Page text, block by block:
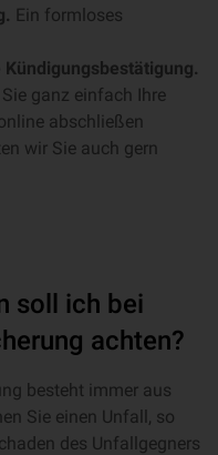
Ein formloses
ganz einfach Ihre
abschließen
wir Sie auch gern
soll ich bei
achten?
besteht immer aus
Sie einen Unfall, so
des Unfallgegners